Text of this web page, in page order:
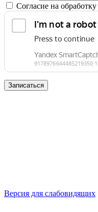
Согласие на обработку
Записаться
Версия для слабовидящих